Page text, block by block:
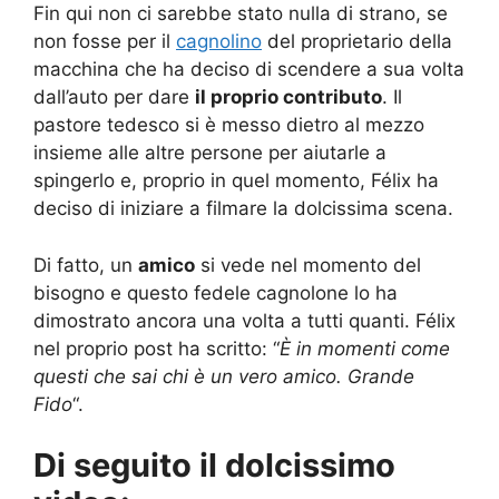
Fin qui non ci sarebbe stato nulla di strano, se
non fosse per il cagnolino del proprietario della
macchina che ha deciso di scendere a sua volta
dall’auto per dare il proprio contributo. Il
pastore tedesco si è messo dietro al mezzo
insieme alle altre persone per aiutarle a
spingerlo e, proprio in quel momento, Félix ha
deciso di iniziare a filmare la dolcissima scena.
Di fatto, un amico si vede nel momento del
bisogno e questo fedele cagnolone lo ha
dimostrato ancora una volta a tutti quanti. Félix
nel proprio post ha scritto: “È in momenti come
questi che sai chi è un vero amico. Grande
Fido“.
Di seguito il dolcissimo